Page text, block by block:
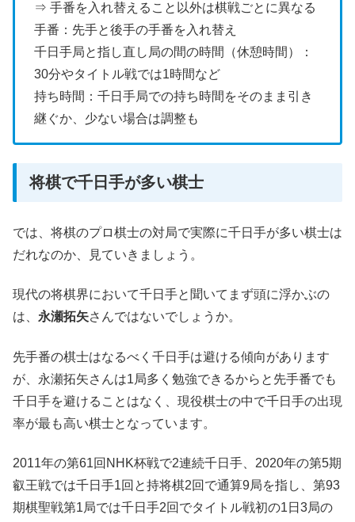
⇒ 手番を入れ替えること以外は棋戦ごとに異なる
手番：先手と後手の手番を入れ替え
千日手局と指し直し局の間の時間（休憩時間）：
30分やタイトル戦では1時間など
持ち時間：千日手局での持ち時間をそのまま引き
継ぐか、少ない場合は調整も
将棋で千日手が多い棋士
では、将棋のプロ棋士の対局で実際に千日手が多い棋士は
だれなのか、見ていきましょう。
現代の将棋界において千日手と聞いてまず頭に浮かぶの
は、 永瀬拓矢さんではないでしょうか。
先手番の棋士はなるべく千日手は避ける傾向があります
が、永瀬拓矢さんは1局多く勉強できるからと先手番でも
千日手を避けることはなく、現役棋士の中で千日手の出現
率が最も高い棋士となっています。
2011年の第61回NHK杯戦で2連続千日手、2020年の第5期
叡王戦では千日手1回と持将棋2回で通算9局を指し、第93
期棋聖戦第1局では千日手2回でタイトル戦初の1日3局の